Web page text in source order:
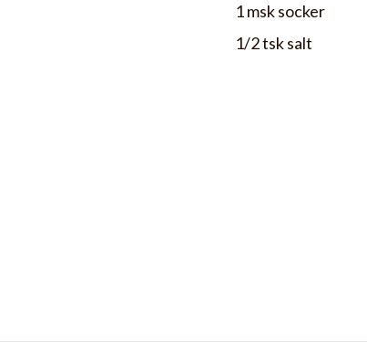
1 msk socker
1/2 tsk salt